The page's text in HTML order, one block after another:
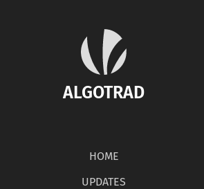
ALGOTRAD
HOME
UPDATES